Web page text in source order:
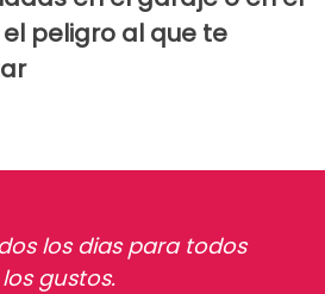
peligro al que te
los dias para todos
los gustos.